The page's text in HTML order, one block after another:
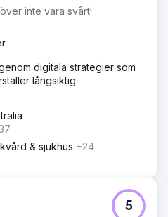
inte vara svårt!
digitala strategier som
långsiktig
& sjukhus +24
5